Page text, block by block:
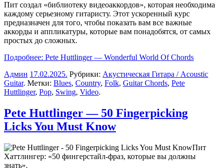
Пит создал «библиотеку видеоаккордов», которая необходима
каждому серьезному гитаристу. Этот ускоренный курс
предназначен для того, чтобы показать вам все важные
аккорды и аппликатуры, которые вам понадобятся, от самых
простых до сложных.
Подробнее: Pete Huttlinger — Wonderful World Of Chords
Админ 17.02.2025. Рубрики: Акустическая Гитара / Acoustic
Guitar. Метки: Blues, Country, Folk, Guitar Chords, Pete
Huttlinger, Pop, Swing, Video.
Pete Huttlinger — 50 Fingerpicking
Licks You Must Know
Пит
Хаттлингер: «50 фингерстайл-фраз, которые вы должны
знать».